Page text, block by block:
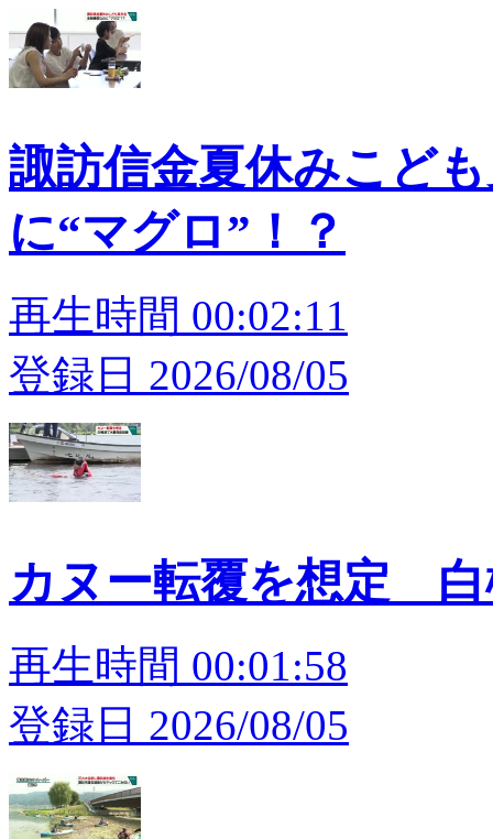
諏訪信金夏休みこど
に“マグロ”！？
再生時間 00:02:11
登録日 2026/08/05
カヌー転覆を想定 白
再生時間 00:01:58
登録日 2026/08/05